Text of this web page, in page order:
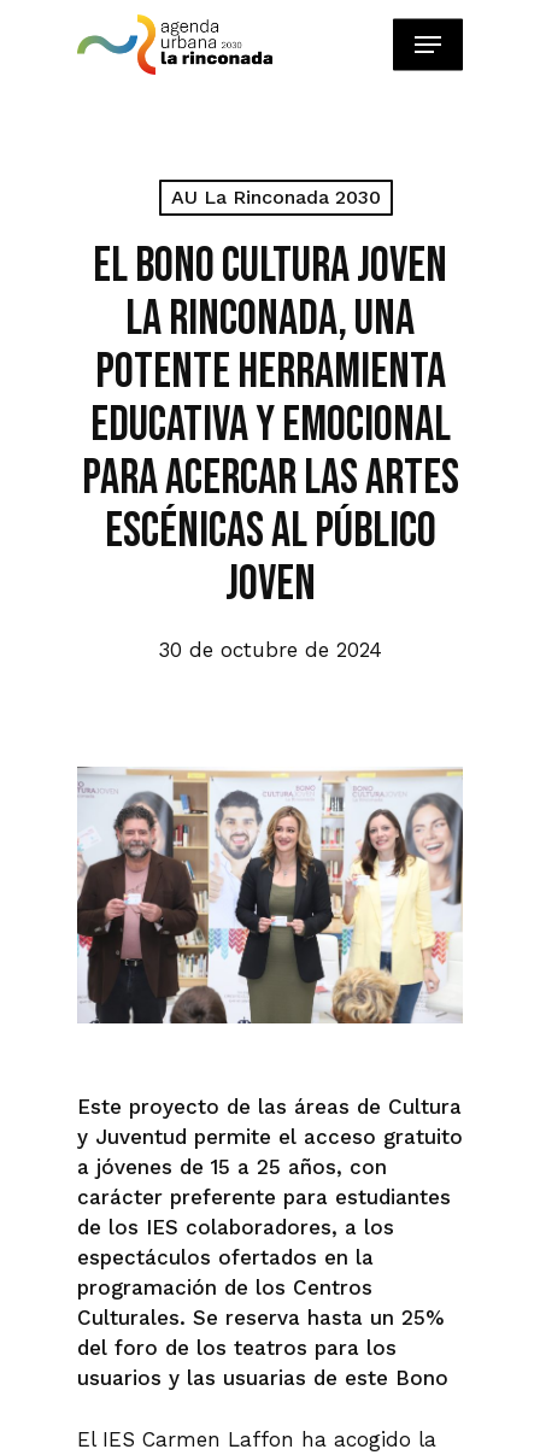
Menu
AU La Rinconada 2030
El Bono Cultura Joven
La Rinconada, una
potente herramienta
educativa y emocional
para acercar las artes
escénicas al público
joven
30 de octubre de 2024
Este proyecto de las áreas de Cultura
y Juventud permite el acceso gratuito
a jóvenes de 15 a 25 años, con
carácter preferente para estudiantes
de los IES colaboradores, a los
espectáculos ofertados en la
programación de los Centros
Culturales. Se reserva hasta un 25%
del foro de los teatros para los
usuarios y las usuarias de este Bono
El IES Carmen Laffon ha acogido la